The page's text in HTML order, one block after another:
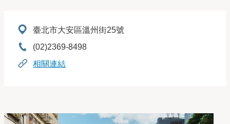
地址：臺北市大安區溫州街25號
電話：(02)2369-8498
相關連結